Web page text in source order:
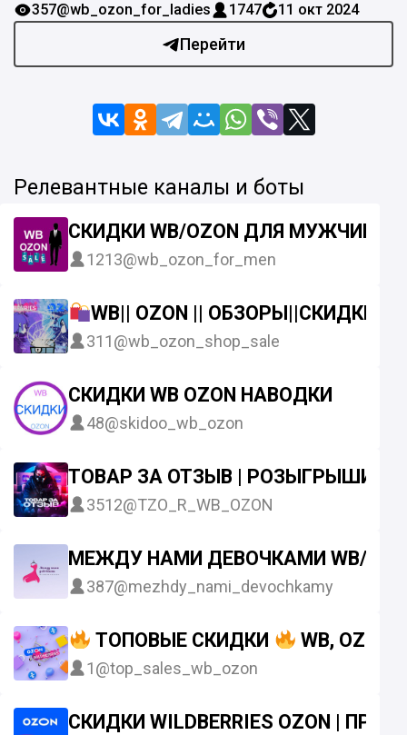
Перейти
357@wb_ozon_for_ladies 1747 11 окт 2024
Релевантные каналы и боты
СКИДКИ WB/OZON ДЛЯ МУЖЧИН
1213@wb_ozon_for_men
WB|| OZON ||
311@wb_ozon_shop_sale
СКИДКИ WB OZON НАВОДКИ
48@skidoo_wb_ozon
ТОВАР ЗА ОТЗЫВ | РОЗЫГРЫШИ |
3512@TZO_R_WB_OZON
МЕЖДУ НАМИ ДЕВОЧКАМИ WB/
387@mezhdy_nami_devochkamy
ТОПОВЫЕ СКИДКИ WB, OZON
1@top_sales_wb_ozon
СКИДКИ WILDBERRIES OZON |